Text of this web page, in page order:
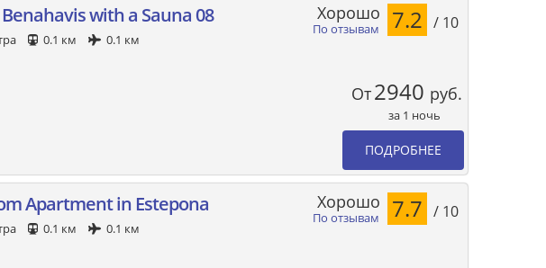
with a Sauna 08
0.1 км 0.1 км
По отзывам
Хорошо 7.2 / 10
От2940 руб.
за 1 ночь
ПОДРОБНЕЕ
Apartment in Estepona
0.1 км 0.1 км
По отзывам
Хорошо 7.7 / 10